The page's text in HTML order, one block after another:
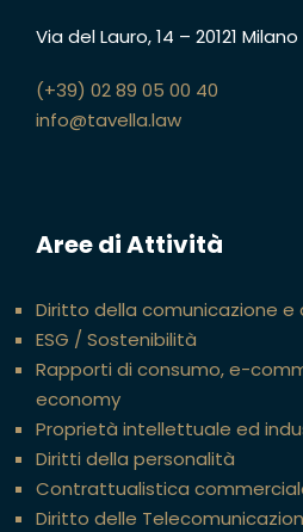
Via del Lauro, 14 – 20121
(+39) 02 89 05 00 40
info@tavella.law
Aree di Attività
Diritto della comunicazione e
ESG / Sostenibilità
Rapporti di consumo, e-
economy
Proprietà intellettuale ed
Diritti della personalità
Contrattualistica
Diritto delle